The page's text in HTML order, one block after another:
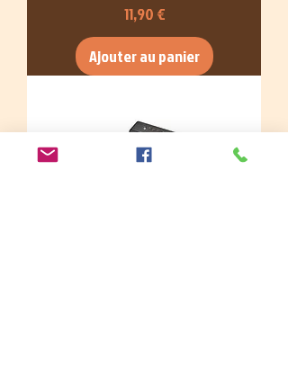
Prix
11,90 €
Ajouter au panier